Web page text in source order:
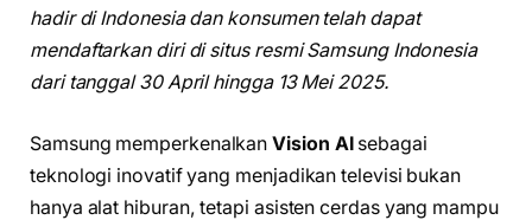
hadir di Indonesia dan konsumen telah dapat
mendaftarkan diri di situs resmi Samsung Indonesia
dari tanggal 30 April hingga 13 Mei 2025.
Samsung memperkenalkanVision AIsebagai
teknologi inovatif yang menjadikan televisi bukan
hanya alat hiburan, tetapi asisten cerdas yang mampu